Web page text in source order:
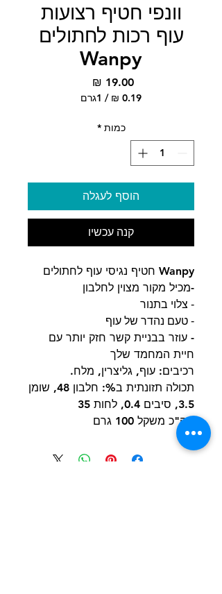
וונפי חטיף רצועות
עוף רכות לחתולים
Wanpy
‏19.00 ‏₪
/ 1גרם
לכלכמות *
הוסף לעגלה
קנה עכשיו
Wanpy חטיף נגיסי עוף לחתולים
-מכיל מקור מצוין לחלבון
- צלוי בתנור
- טעם נהדר של עוף
- עוזר בבניית קשר חזק יותר עם
חיית המחמד שלך
רכיבים: עוף, גליצרין, מלח.
תכולה תזונתית ב%: חלבון 48, שומן
3.5, סיבים 0.4, לחות 35
סה"כ משקל 100 גרם